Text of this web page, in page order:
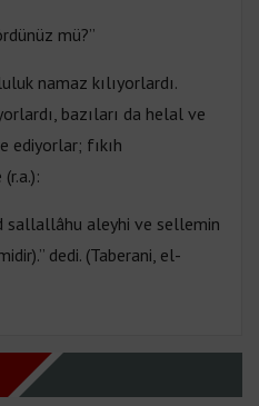
mü?”
namaz kılıyorlardı.
bazıları da helal ve
ediyorlar; fıkıh
sallallâhu aleyhi ve sellemin
dedi. (Taberani, el-